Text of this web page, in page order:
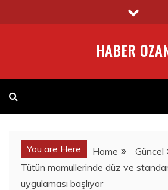
to
HABER
You are Here Home
Güncel
Tütün mamullerinde düz ve
uygulaması başlıyor